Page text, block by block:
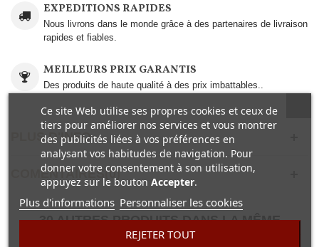
EXPEDITIONS RAPIDES
Nous livrons dans le monde grâce à des partenaires de livraison
rapides et fiables.
MEILLEURS PRIX GARANTIS
Des produits de haute qualité à des prix imbattables..
PLUS D'INFO
COMENTAIRES(0)
30 AUTRES PRODUITS DANS LA MÊME
CATÉGORIE :
Ce site Web utilise ses propres cookies et ceux de
tiers pour améliorer nos services et vous montrer
des publicités liées à vos préférences en
analysant vos habitudes de navigation. Pour
donner votre consentement à son utilisation,
appuyez sur le bouton Accepter.
Plus d'informations Personnaliser les cookies
REJETER TOUT